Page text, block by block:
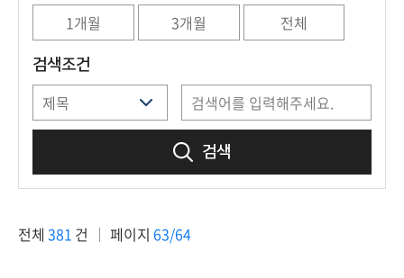
개
1개월 3개월 전체
검색조건
검색
전체 381 건 페이지 63/64